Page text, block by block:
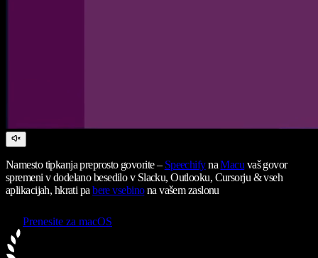
Namesto tipkanja preprosto govorite – SpeechifynaMacu vaš govor
spremeni v dodelano besedilo v Slacku, Outlooku, Cursorju & vseh
aplikacijah, hkrati pabere vsebinona vašem zaslonu
Prenesite za macOS